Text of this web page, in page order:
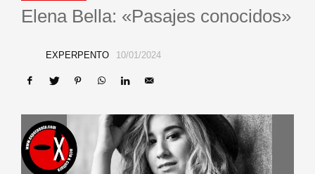
Elena Bella: «Pasajes conocidos»
EXPERPENTO 10/01/2024